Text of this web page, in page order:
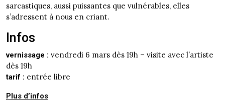
sarcastiques, aussi puissantes que vulnérables, elles
s’adressent à nous en criant.
Infos
vernissage : vendredi 6 mars dès 19h – visite avec l’artiste
dès 19h
tarif : entrée libre
Plus d’infos